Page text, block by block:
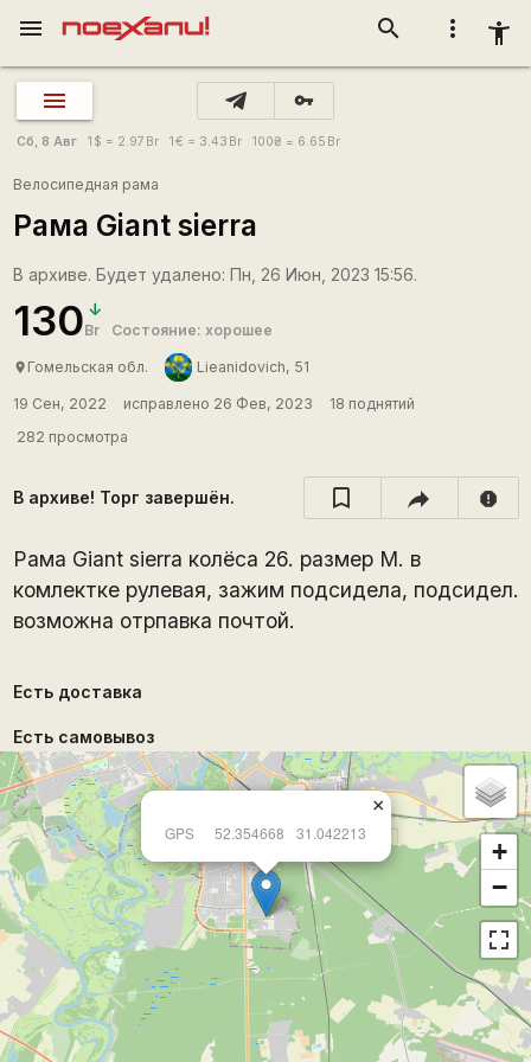
more_vert accessibility_new
search
menu
vpn_key
Сб, 8 Авг 1 $ = 2.97 Br 1€ = 3.43 Br 100₴ = 6.65 Br
Велосипедная рама
Рама Giant sierra
В архиве. Будет удалено: Пн, 26 Июн, 2023 15:56.
130Br Состояние: хорошее
place Гомельская обл. Lieanidovich, 51
19 Сен, 2022 исправлено 26 Фев, 2023
18 поднятий
282 просмотра
В архиве! Торг завершён. report
Рама Giant sierra колёса 26. размер M. в
комлектке рулевая, зажим подсидела, подсидел.
возможна отрпавка почтой.
Есть доставка
Есть самовывоз
GPS 52.354668 31.042213
×
+
−